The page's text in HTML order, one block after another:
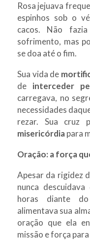
Rosa jejuava
espinhos sob o
cacos. Não
sofrimento, mas
se doa até o fim.
Sua vida de
de interceder
carregava, no
necessidades
rezar. Sua cruz
misericórdiapara
Oração: a força
Apesar da rigidez
nunca descuidava
horas diante do
alimentava sua
oração que ela
missão e força